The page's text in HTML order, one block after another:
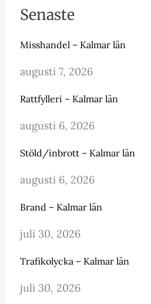
Senaste
Misshandel – Kalmar län
augusti 7, 2026
Rattfylleri – Kalmar län
augusti 6, 2026
Stöld/inbrott – Kalmar län
augusti 6, 2026
Brand – Kalmar län
juli 30, 2026
Trafikolycka – Kalmar län
juli 30, 2026